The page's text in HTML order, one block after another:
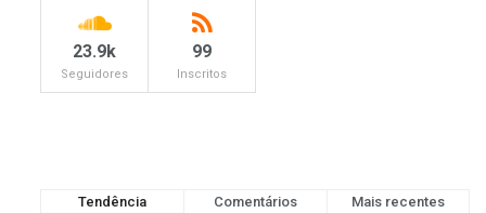
23.9k
Seguidores
99
Inscritos
Tendência Comentários Mais recentes